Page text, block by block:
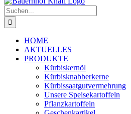
Suche
nach:
HOME
AKTUELLES
PRODUKTE
Kürbiskernöl
Kürbisknabberkerne
Kürbissaatgutvermehrung
Unsere Speisekartoffeln
Pflanzkartoffeln